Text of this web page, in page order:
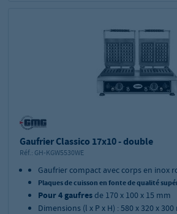
Gaufrier Classico 17x10 - double
Réf.: GH-KGW5530WE
Gaufrier compact avec corps en inox
Plaques de cuisson en fonte de qualité
Pour 4 gaufresde 170 x 100 x 15 mm
Dimensions (l x P x H) : 580 x 320 x 300